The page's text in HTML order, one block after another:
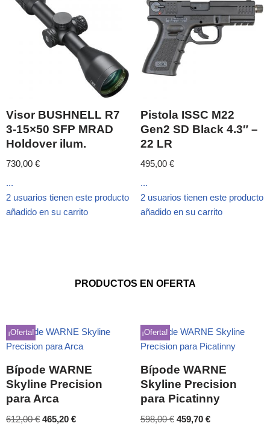
Visor BUSHNELL R7
3-15×50 SFP MRAD
Holdover ilum.
730,00 €
...
2 usuarios tienen este producto
añadido en su carrito
Pistola ISSC M22
Gen2 SD Black 4.3″ –
22 LR
495,00 €
...
2 usuarios tienen este producto
añadido en su carrito
PRODUCTOS EN OFERTA
¡Oferta!
Bípode WARNE
Skyline Precision
para Arca
612,00€ 465,20 €
¡Oferta!
Bípode WARNE
Skyline Precision
para Picatinny
598,00€ 459,70 €